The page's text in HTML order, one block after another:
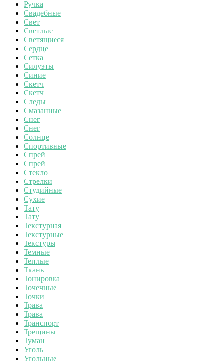
Ручка
Свадебные
Свет
Светлые
Светящиеся
Сердце
Сетка
Силуэты
Синие
Скетч
Скетч
Следы
Смазанные
Снег
Снег
Солнце
Спортивные
Спрей
Спрей
Стекло
Стрелки
Студийные
Сухие
Тату
Тату
Текстурная
Текстурные
Текстуры
Темные
Теплые
Ткань
Тонировка
Точечные
Точки
Трава
Трава
Транспорт
Трещины
Туман
Уголь
Угольные